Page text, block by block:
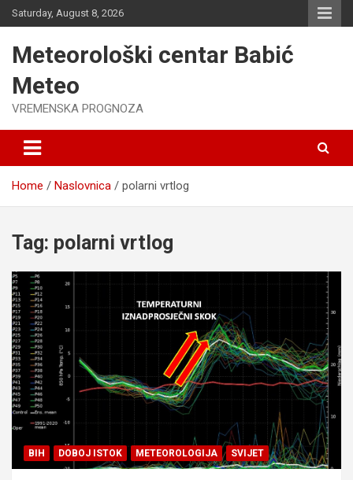
Skip
to
Saturday, August 8, 2026
Meteorološki centar Babić
Meteo
VREMENSKA PROGNOZA
Home Naslovnica polarni vrtlog
Tag: polarni vrtlog
BIH DOBOJ ISTOK METEOROLOGIJA SVIJET